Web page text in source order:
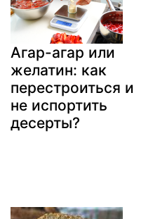
Агар-агар или
желатин: как
перестроиться и
не испортить
десерты?